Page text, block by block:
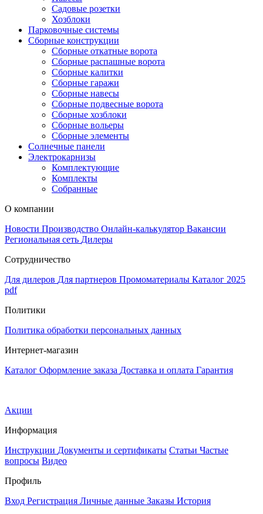
Садовые розетки
Хозблоки
Парковочные системы
Сборные конструкции
Сборные откатные ворота
Сборные распашные ворота
Сборные калитки
Сборные гаражи
Сборные навесы
Сборные подвесные ворота
Сборные хозблоки
Сборные вольеры
Сборные элементы
Солнечные панели
Электрокарнизы
Комплектующие
Комплекты
Собранные
О компании
Новости Производство Онлайн-калькулятор Вакансии
Региональная сеть Дилеры
Сотрудничество
Для дилеров Для партнеров Промоматериалы Каталог 2025
pdf
Политики
Политика обработки персональных данных
Интернет-магазин
Каталог Оформление заказа Доставка и оплата Гарантия
Акции
Информация
Инструкции Документы и сертификаты Статьи Частые
вопросы Видео
Профиль
Вход Регистрация Личные данные Заказы История